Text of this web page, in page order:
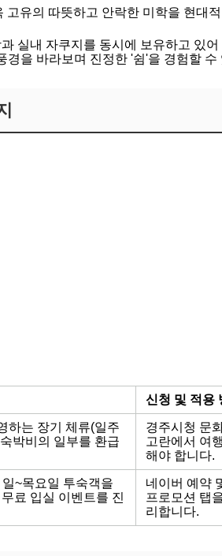
유의 따뜻하고 안락한 미학을 현대
실내 자쿠지를 동시에 보유하고 있
을 바라보며 진정한 '쉼'을 경험할
신청 및 적용
하는 장기 체류(일주
박비의 일부를 환급
경주시청 문
고란에서 여
해야 합니다.
~목요일 투숙객을
료 입실 이벤트를 진
네이버 예약
프로모션 탭
리합니다.